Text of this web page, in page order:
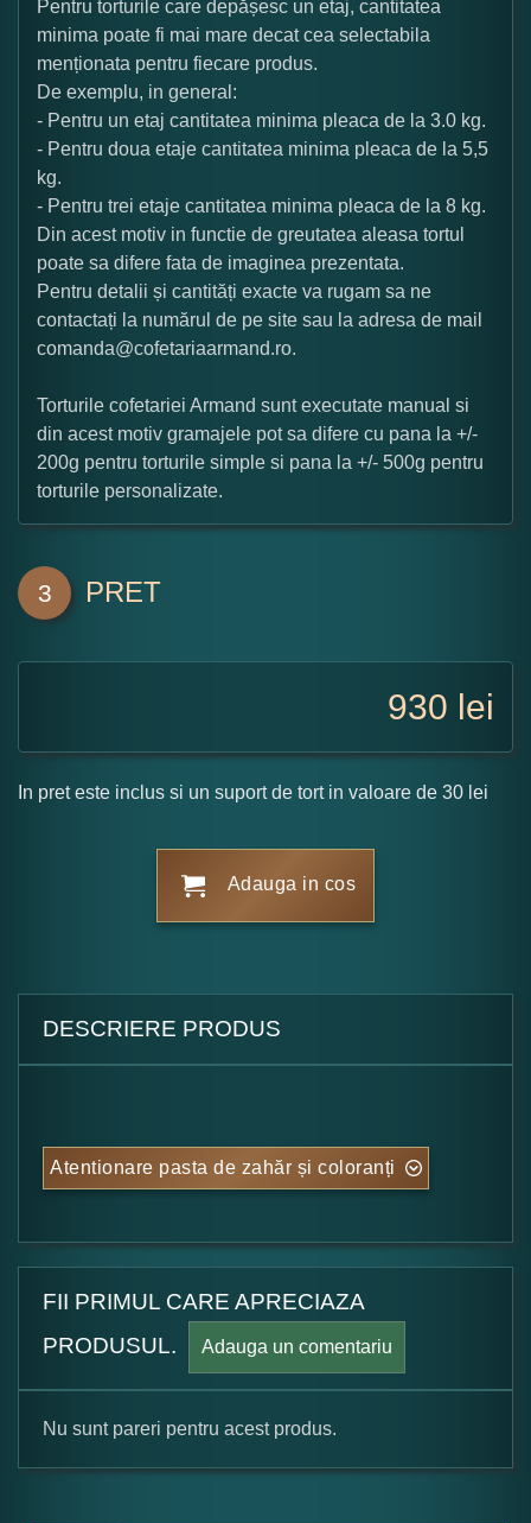
Pentru torturile care depășesc un etaj, cantitatea
minima poate fi mai mare decat cea selectabila
menționata pentru fiecare produs.
De exemplu, in general:
- Pentru un etaj cantitatea minima pleaca de la 3.0 kg.
- Pentru doua etaje cantitatea minima pleaca de la 5,5
kg.
- Pentru trei etaje cantitatea minima pleaca de la 8 kg.
Din acest motiv in functie de greutatea aleasa tortul
poate sa difere fata de imaginea prezentata.
Pentru detalii și cantități exacte va rugam sa ne
contactați la numărul de pe site sau la adresa de mail
comanda@cofetariaarmand.ro.
Torturile cofetariei Armand sunt executate manual si
din acest motiv gramajele pot sa difere cu pana la +/-
200g pentru torturile simple si pana la +/- 500g pentru
torturile personalizate.
3 PRET
930 lei
In pret este inclus si un suport de tort in valoare de 30 lei
Adauga in cos
DESCRIERE PRODUS
Atentionare pasta de zahăr și coloranți
FII PRIMUL CARE APRECIAZA
PRODUSUL.
Adauga un comentariu
Formular pareri client
Nu sunt pareri pentru acest produs.